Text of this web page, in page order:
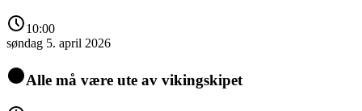
10:00
søndag 5. april 2026
Alle må være ute av vikingskipet